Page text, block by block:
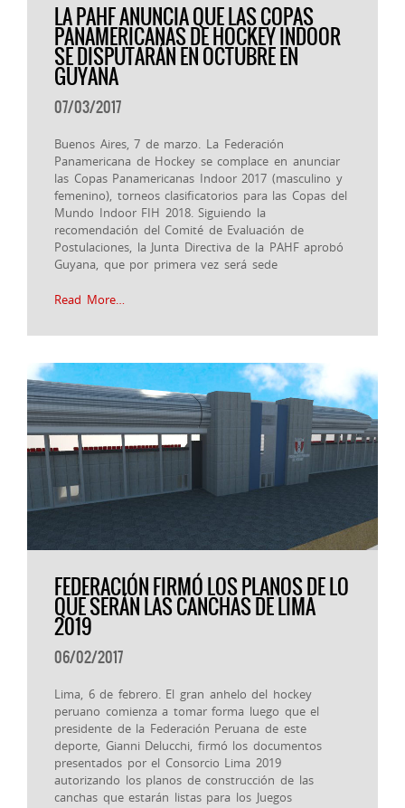
LA PAHF ANUNCIA QUE LAS COPAS
PANAMERICANAS DE HOCKEY INDOOR
SE DISPUTARÁN EN OCTUBRE EN
GUYANA
07/03/2017
Buenos Aires, 7 de marzo. La Federación
Panamericana de Hockey se complace en anunciar
las Copas Panamericanas Indoor 2017 (masculino y
femenino), torneos clasificatorios para las Copas del
Mundo Indoor FIH 2018. Siguiendo la
recomendación del Comité de Evaluación de
Postulaciones, la Junta Directiva de la PAHF aprobó
Guyana, que por primera vez será sede
Read More…
FEDERACIÓN FIRMÓ LOS PLANOS DE LO
QUE SERÁN LAS CANCHAS DE LIMA
2019
06/02/2017
Lima, 6 de febrero. El gran anhelo del hockey
peruano comienza a tomar forma luego que el
presidente de la Federación Peruana de este
deporte, Gianni Delucchi, firmó los documentos
presentados por el Consorcio Lima 2019
autorizando los planos de construcción de las
canchas que estarán listas para los Juegos